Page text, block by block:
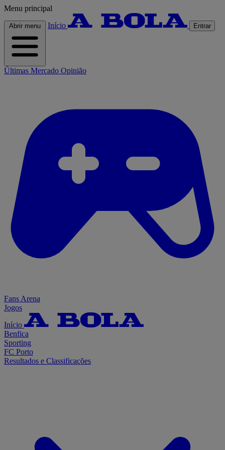
Menu principal
Abrir menu Início Entrar
Últimas Mercado Opinião
Fans Arena
Jogos
Início
Benfica
Sporting
FC Porto
Resultados e Classificações